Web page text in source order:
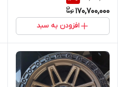
170,700,000
افزودن به سبد